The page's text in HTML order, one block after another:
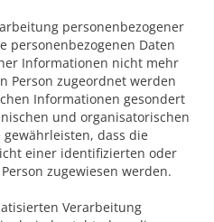
personenbezogener
personenbezogenen Daten
Informationen nicht mehr
Person zugeordnet werden
Informationen gesondert
und organisatorischen
dass die
einer identifizierten oder
zugewiesen werden.
Verarbeitung